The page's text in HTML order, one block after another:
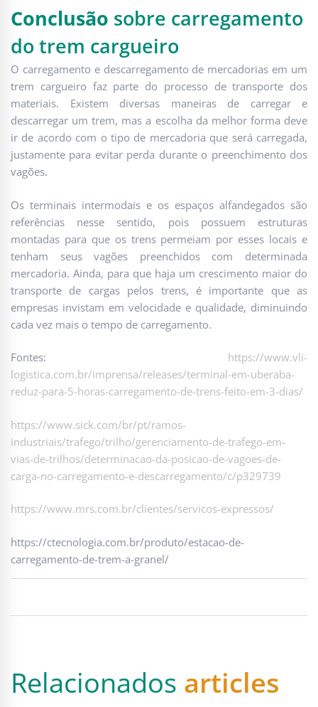
Conclusão sobre carregamento
do trem cargueiro
O carregamento e descarregamento de mercadorias em um
trem cargueiro faz parte do processo de transporte dos
materiais. Existem diversas maneiras de carregar e
descarregar um trem, mas a escolha da melhor forma deve
ir de acordo com o tipo de mercadoria que será carregada,
justamente para evitar perda durante o preenchimento dos
vagões.
Os terminais intermodais e os espaços alfandegados são
referências nesse sentido, pois possuem estruturas
montadas para que os trens permeiam por esses locais e
tenham seus vagões preenchidos com determinada
mercadoria. Ainda, para que haja um crescimento maior do
transporte de cargas pelos trens, é importante que as
empresas invistam em velocidade e qualidade, diminuindo
cada vez mais o tempo de carregamento.
Fontes: https://www.vli-
logistica.com.br/imprensa/releases/terminal-em-uberaba-
reduz-para-5-horas-carregamento-de-trens-feito-em-3-dias/
https://www.sick.com/br/pt/ramos-
industriais/trafego/trilho/gerenciamento-de-trafego-em-
vias-de-trilhos/determinacao-da-posicao-de-vagoes-de-
carga-no-carregamento-e-descarregamento/c/p329739
https://www.mrs.com.br/clientes/servicos-expressos/
https://ctecnologia.com.br/produto/estacao-de-
carregamento-de-trem-a-granel/
Relacionados articles